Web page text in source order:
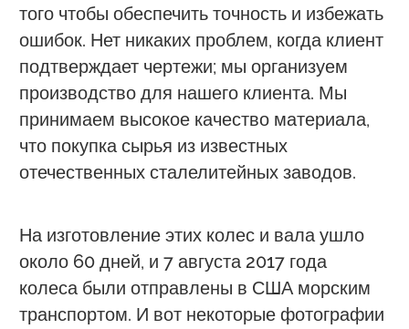
того чтобы обеспечить точность и избежать
ошибок. Нет никаких проблем, когда клиент
подтверждает чертежи; мы организуем
производство для нашего клиента. Мы
принимаем высокое качество материала,
что покупка сырья из известных
отечественных сталелитейных заводов.
На изготовление этих колес и вала ушло
около 60 дней, и 7 августа 2017 года
колеса были отправлены в США морским
транспортом. И вот некоторые фотографии